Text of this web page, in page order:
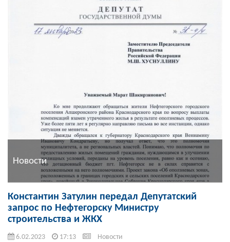
Новости
Константин Затулин передал Депутатский
запрос по Нефтегорску Министру
строительства и ЖКХ
6.02.2023 17:13 Новости